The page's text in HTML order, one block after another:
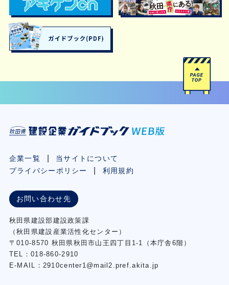
企業一覧
当サイトについて
プライバシーポリシー
利用規約
お問い合わせ先
秋⽥県建設部建設政策課
（秋⽥県建設産業活性化センター）
〒010-8570 秋田県秋田市⼭王四丁⽬1-1（本庁舎6階）
TEL：018-860-2910
E-MAIL：2910center1@mail2.pref.akita.jp